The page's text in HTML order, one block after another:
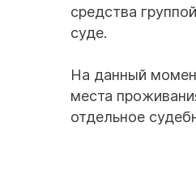
средства
суде.
На данный
места
отдельное